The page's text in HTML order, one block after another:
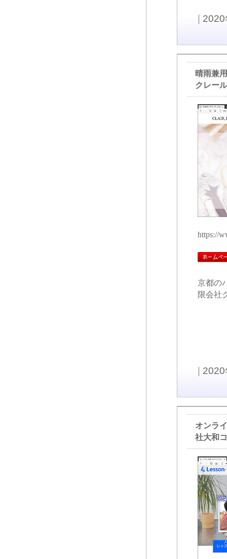
2020
晴雨兼
クレー
https://
京都の
限会社
2020
オンラ
社大和